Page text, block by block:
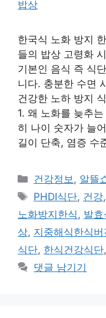
한국식 노화 방지
들의 밥상 고령화
기본인 음식 즉 식
니다. 충분한 수면
건강한 노하 방지
1. 왜 노화를 늦추
히 나이 숫자가 늘
길이 단축, 염증 수
카
테
리
건강정보 , 알뜰
태
그
PHDI식단, 건강,
노화방지한식 , 발
상, 지중해식한식버
식단, 한식건강식단,
댓글 남기기